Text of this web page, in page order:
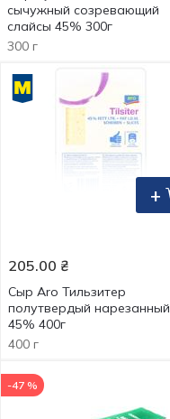
сычужный созревающий
слайсы 45% 300г
300 г
+
205.00 ₴
Сыр Aro Тильзитер
полутвердый нарезанный
45% 400г
400 г
-47 %